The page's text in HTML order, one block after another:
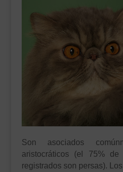
Son asociados
aristocráticos (el 75%
registrados son persas).